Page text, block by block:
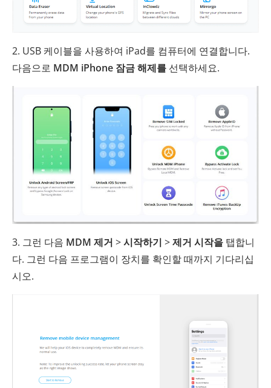
2. USB 케이블을 사용하여 iPad를 컴퓨터에 연결합니다.
다음으로 MDM iPhone 잠금 해제를 선택하세요.
3. 그런 다음 MDM 제거 >시작하기 >제거 시작을 탭합니
다. 그런 다음 프로그램이 장치를 확인할 때까지 기다리십
시오.